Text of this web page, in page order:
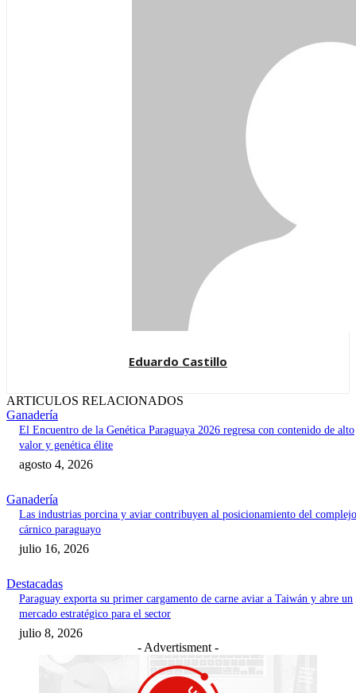
Eduardo Castillo
ARTICULOS RELACIONADOS
Ganadería
El Encuentro de la Genética Paraguaya 2026 regresa con contenido de alto
valor y genética élite
agosto 4, 2026
Ganadería
Las industrias porcina y aviar contribuyen al posicionamiento del complejo
cárnico paraguayo
julio 16, 2026
Destacadas
Paraguay exporta su primer cargamento de carne aviar a Taiwán y abre un
mercado estratégico para el sector
julio 8, 2026
- Advertisment -